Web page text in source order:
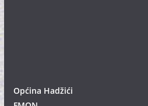
Općina Hadžići